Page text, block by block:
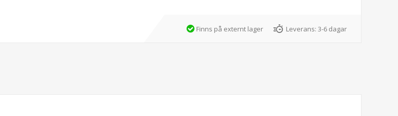
Finns på externt lager Leverans: 3-6 dagar